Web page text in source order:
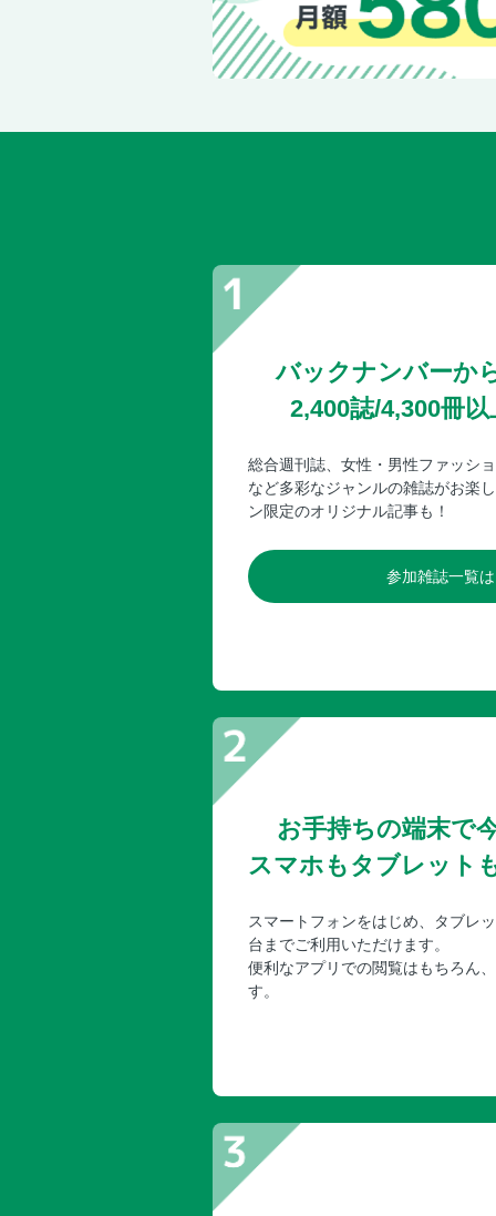
バックナンバーか
2,400誌/4,300冊
総合週刊誌、女性・男性ファッシ
など多彩なジャンルの雑誌がお楽
ン限定のオリジナル記事も！
参加雑誌一覧
お手持ちの端末で
スマホもタブレット
スマートフォンをはじめ、タブレ
台までご利用いただけます。
便利なアプリでの閲覧はもちろん
す。